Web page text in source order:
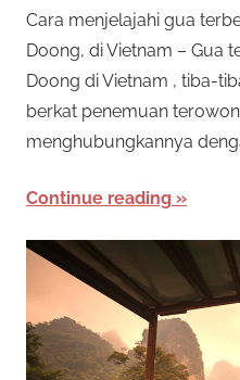
Cara menjelajahi gua
Doong, di Vietnam – Gua
Doong di Vietnam , tiba-
berkat penemuan
menghubungkannya
Continue reading